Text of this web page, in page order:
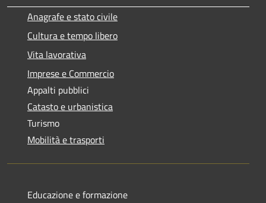
Anagrafe e stato civile
Cultura e tempo libero
Vita lavorativa
Imprese e Commercio
Appalti pubblici
Catasto e urbanistica
Turismo
Mobilità e trasporti
Educazione e formazione